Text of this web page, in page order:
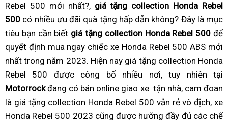
tính
năng
mới
lạ
rebel
siêu
rẻ
Rebel 500 mới nhất?, giá tặng collection Honda Rebel
500 có nhiều ưu đãi lái
không
nhàn
chán
quà tặng hấp dẫn khôngthay
nhớt
? Đây là mục
tiêu chất
lượng
hàng
đầu
moto
giá
rebel
500
kèm
quà
collection
Honda
bạn cần biết giá tặng collection Honda Rebel 500để
quyết định ít
bảo
trì
mua ngay mua
xe
rebel
500
nhiều
quà
chiếc xe Honda Rebel 500 ABS mới
nhất soi
chi
tiết
trong năm 2023nhận
nguyên
bộ
collection
Honda
. Hiện nay giá tặng collection Honda
Rebel 500 được công bố nhiều nơi,bán
trả
góp
tuy nhiên nhận
bộ
tại
Motorrockđang có bán online đấu
giá
giao xe mua
xe
rebel
tận nhà,thế
giới
cam đoan
là giá tặng collection Honda Rebel 500 vẫn rẻ vô địch,
xe
xe
Honda Rebel 500 2023 giá
cũng được mua
hưỡng đầy đủgiá
các chế